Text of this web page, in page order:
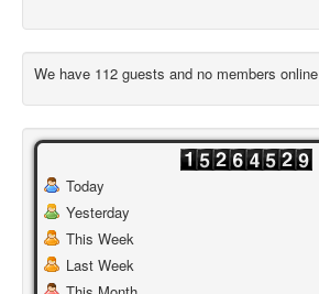
We have 112 guests and no members online
Today
Yesterday
This Week
Last Week